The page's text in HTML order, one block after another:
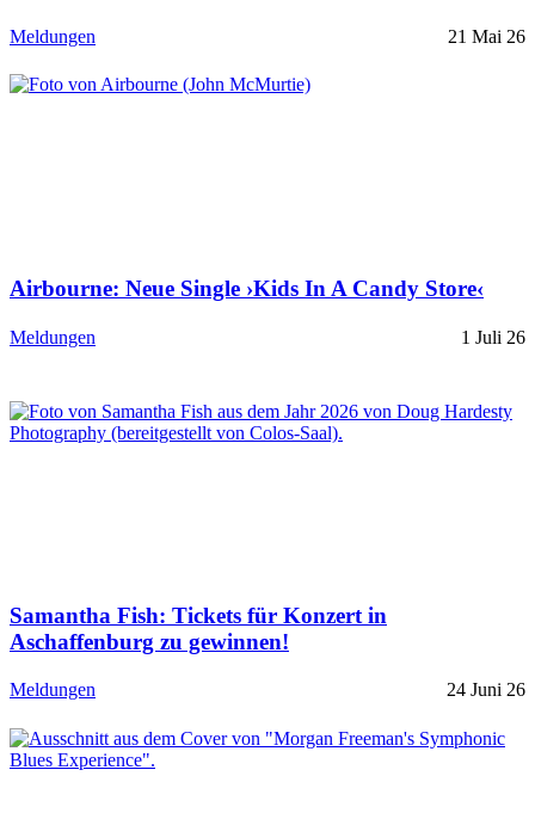
Meldungen 21 Mai 26
Airbourne: Neue Single ›Kids In A Candy Store‹
Meldungen 1 Juli 26
Samantha Fish: Tickets für Konzert in
Aschaffenburg zu gewinnen!
Meldungen 24 Juni 26